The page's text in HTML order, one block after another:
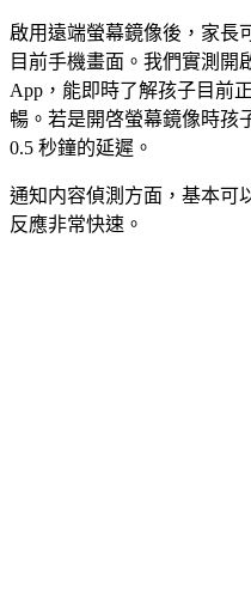
啟用遠端螢幕鏡像後，家長
目前手機畫面。我們實測開
App，能即時了解孩子目前
暢。若是開啓螢幕鏡像時孩
0.5 秒鐘的延遲。
通知内容偵測方面，基本可
反應非常快速。